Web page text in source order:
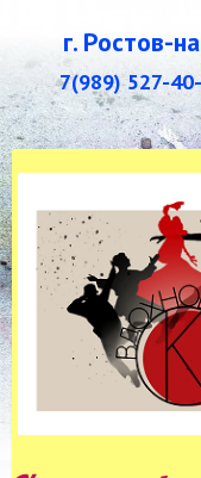
г. Ростов-
7(989) 527-